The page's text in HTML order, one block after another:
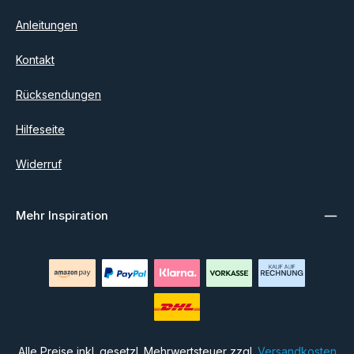
Anleitungen
Kontakt
Rücksendungen
Hilfeseite
Widerruf
Mehr Inspiration
Alle Preise inkl. gesetzl. Mehrwertsteuer zzgl. Versandkosten